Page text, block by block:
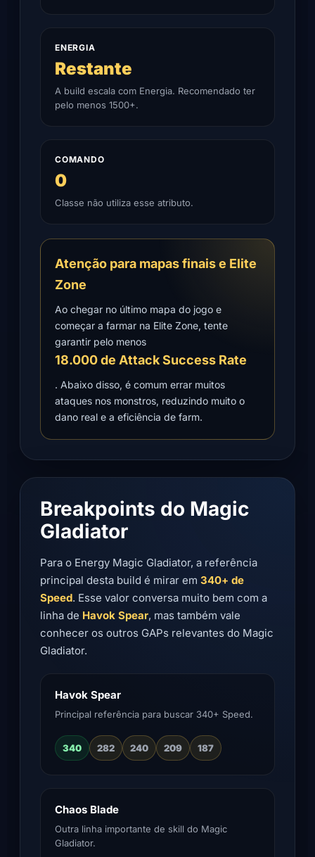
ENERGIA
Restante
A build escala com Energia. Recomendado ter
pelo menos 1500+.
COMANDO
0
Classe não utiliza esse atributo.
Atenção para mapas finais e Elite
Zone
Ao chegar no último mapa do jogo e
começar a farmar na Elite Zone, tente
garantir pelo menos
18.000 de Attack Success Rate
. Abaixo disso, é comum errar muitos
ataques nos monstros, reduzindo muito o
dano real e a eficiência de farm.
Breakpoints do Magic
Gladiator
Para o Energy Magic Gladiator, a referência
principal desta build é mirar em 340+ de
Speed. Esse valor conversa muito bem com a
linha de Havok Spear, mas também vale
conhecer os outros GAPs relevantes do Magic
Gladiator.
Havok Spear
Principal referência para buscar 340+ Speed.
340 282 240 209 187
Chaos Blade
Outra linha importante de skill do Magic
Gladiator.